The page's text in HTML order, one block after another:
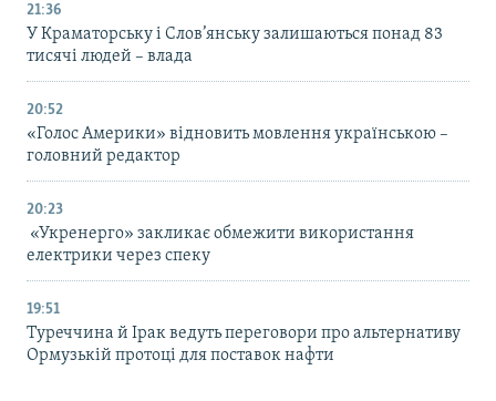
21:36
У Краматорську і Слов’янську залишаються понад 83
тисячі людей – влада
20:52
«Голос Америки» відновить мовлення українською –
головний редактор
20:23
«Укренерго» закликає обмежити використання
електрики через спеку
19:51
Туреччина й Ірак ведуть переговори про альтернативу
Ормузькій протоці для поставок нафти